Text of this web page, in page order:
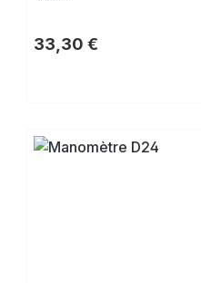
Prix régulier :
33,30 €